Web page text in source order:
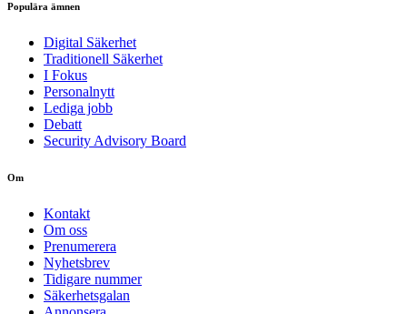
Populära ämnen
Digital Säkerhet
Traditionell Säkerhet
I Fokus
Personalnytt
Lediga jobb
Debatt
Security Advisory Board
Om
Kontakt
Om oss
Prenumerera
Nyhetsbrev
Tidigare nummer
Säkerhetsgalan